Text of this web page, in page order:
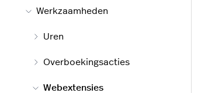
Werkzaamheden
Uren
Overboekingsacties
Webextensies